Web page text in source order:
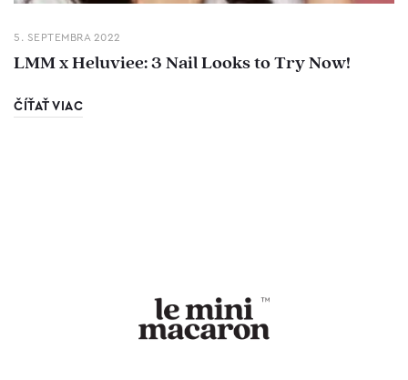
5. SEPTEMBRA 2022
LMM x Heluviee: 3 Nail Looks to Try Now!
ČÍŤAŤ VIAC